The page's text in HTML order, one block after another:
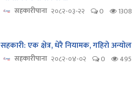
सहकारीपाना २०८२-०३-२२ 0 1308
सहकारी: एक क्षेत्र, धेरै नियामक, गहिरो अन्योल
सहकारीपाना २०८२-०४-०२ 0 495